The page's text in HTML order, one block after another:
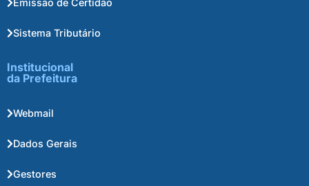
Emissão de Certidão
Sistema Tributário
Institucional
da Prefeitura
Webmail
Dados Gerais
Gestores